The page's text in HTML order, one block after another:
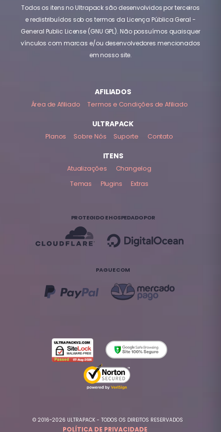
Todos os itens no Ultrapack são desenvolvidos por terceiros
e redistribuídos sob os termos da Licença Pública Geral -
General Public License (GNU GPL). Não possuímos quaisquer
vínculos com marcas e/ou desenvolvedores mencionados
em nosso site.
AFILIADOS
Área de Afiliado Termos e Condições de Afiliado
ULTRAPACK
Planos Sobre Nós Suporte Contato
ITENS
Atualizações
Changelog
Temas
Plugins Extras
PROTEGIDO E HOSPEDADO POR
PAGUE COM
© 2016~2026 ULTRAPACK - TODOS OS DIREITOS RESERVADOS
POLÍTICA DE PRIVACIDADE